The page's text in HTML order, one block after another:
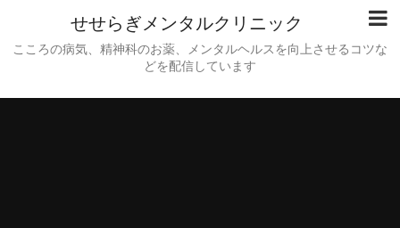
せせらぎメンタルクリニック
こころの病気、精神科のお薬、メンタルヘルスを向上させるコツな
どを配信しています